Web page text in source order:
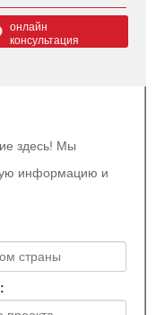
онлайн
консультация
здесь! Мы
информацию и